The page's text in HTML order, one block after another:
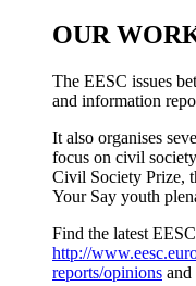
OUR
The EESC issues
and information
It also organises
focus on civil
Civil Society Prize,
Your Say youth
Find the latest
http://
reports/opinions and